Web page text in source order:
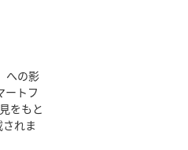
への影
ートフ
をもと
れま